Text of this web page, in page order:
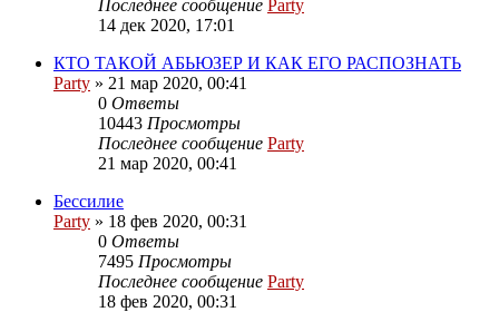
Последнее сообщение Party
14 дек 2020, 17:01
КТО ТАКОЙ АБЬЮЗЕР И КАК ЕГО РАСПОЗНАТЬ
Party » 21 мар 2020, 00:41
0 Ответы
10443 Просмотры
Последнее сообщение Party
21 мар 2020, 00:41
Бессилие
Party » 18 фев 2020, 00:31
0 Ответы
7495 Просмотры
Последнее сообщение Party
18 фев 2020, 00:31